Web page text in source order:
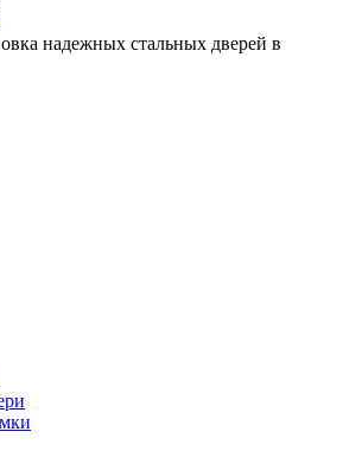
надежных стальных дверей в